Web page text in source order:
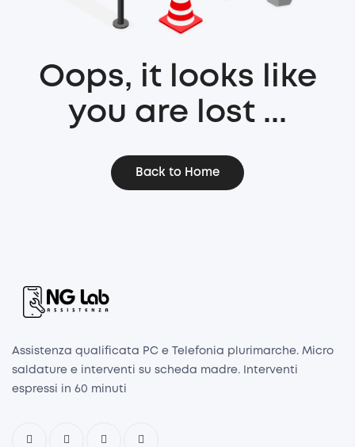
Oops, it looks like
you are lost ...
Back to Home
Assistenza qualificata PC e Telefonia plurimarche. Micro
saldature e interventi su scheda madre. Interventi
espressi in 60 minuti